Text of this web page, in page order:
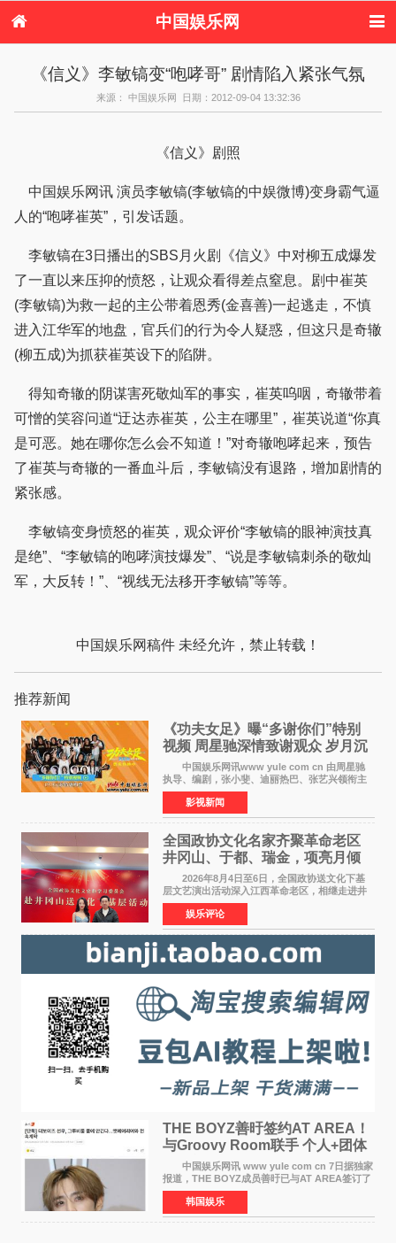
中国娱乐网
港台娱乐
日本娱乐 韩国娱乐
欧美娱乐
音乐新闻 影视新闻
内地明星八卦
八卦
《信义》李敏镐变“咆哮哥” 剧情陷入紧张气氛
来源： 中国娱乐网 日期：2012-09-04 13:32:36
《信义》剧照
中国娱乐网讯 演员李敏镐(李敏镐的中娱微博)变身霸气逼
人的“咆哮崔英”，引发话题。
李敏镐在3日播出的SBS月火剧《信义》中对柳五成爆发
了一直以来压抑的愤怒，让观众看得差点窒息。剧中崔英
(李敏镐)为救一起的主公带着恩秀(金喜善)一起逃走，不慎
进入江华军的地盘，官兵们的行为令人疑惑，但这只是奇辙
(柳五成)为抓获崔英设下的陷阱。
得知奇辙的阴谋害死敬灿军的事实，崔英呜咽，奇辙带着
可憎的笑容问道“迂达赤崔英，公主在哪里”，崔英说道“你真
是可恶。她在哪你怎么会不知道！”对奇辙咆哮起来，预告
了崔英与奇辙的一番血斗后，李敏镐没有退路，增加剧情的
紧张感。
李敏镐变身愤怒的崔英，观众评价“李敏镐的眼神演技真
是绝”、“李敏镐的咆哮演技爆发”、“说是李敏镐刺杀的敬灿
军，大反转！”、“视线无法移开李敏镐”等等。
中国娱乐网稿件 未经允许，禁止转载！
推荐新闻
《功夫女足》曝“多谢你们”特别
视频 周星驰深情致谢观众 岁月沉
淀不灭初心
中国娱乐网讯www yule com cn 由周星驰
执导、编剧，张小斐、迪丽热巴、张艺兴领衔主
演，刘嘉玲、佐藤健特别出演，艾米、雪野、蔡
思贝、胡予安、倪好特别介绍的喜剧电影《功夫
女足》释出多谢你
影视新闻
全国政协文化名家齐聚革命老区
井冈山、于都、瑞金，项亮月倾
情献唱《桃花谣》致敬红色沃土
2026年8月4日至6日，全国政协送文化下基
层文艺演出活动深入江西革命老区，相继走进井
冈山、于都长征出发地、瑞金三地。由全国政协
文化文史和学习委员会副主任、甘肃省政协原主
席欧阳坚率团，一
娱乐评论
THE BOYZ善旴签约AT AREA！
与Groovy Room联手 个人+团体
活动并行
中国娱乐网讯 www yule com cn 7日据独家
报道，THE BOYZ成员善旴已与AT AREA签订了
专属合约。AT AREA是由知名制作人组合
Groovy Room创立的hip-hop厂牌，旗下拥有多
位实力派音乐人，在韩
韩国娱乐